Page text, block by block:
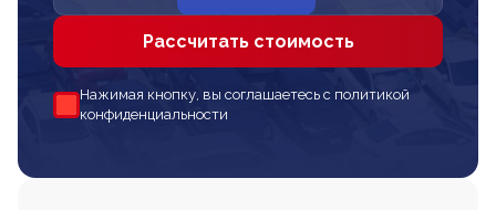
Рассчитать стоимость
Нажимая кнопку, вы соглашаетесь с политикой
конфиденциальности